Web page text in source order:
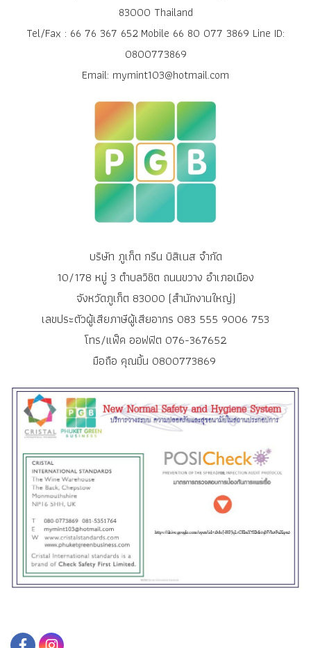
83000 Thailand
Tel/Fax : 66 76 367 652 Mobile 66 80 077 3869 Line ID:
0800773869
Email: mymint103@hotmail.com
บริษัท ภูเก็ต กรีน บิสิเนส จำกัด
10/178 หมู่ 3 ตำบลวิชิต ถนนขวาง อำเภอเมือง
จังหวัดภูเก็ต 83000 (สำนักงานใหญ่)
เลขประตัวผู้เสียภาษีผู้เสียอากร 083 555 9006 753
โทร/แฟ็ค ออฟฟิต 076-367652
มือถือ คุณมิ้น 0800773869